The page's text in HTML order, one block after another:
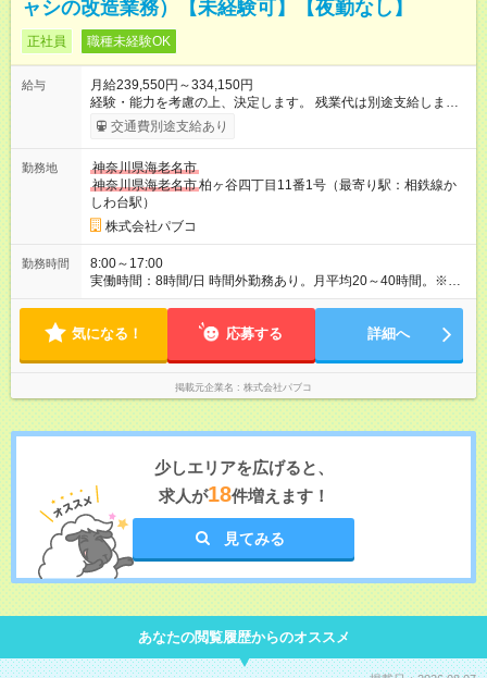
ャシの改造業務）【未経験可】【夜勤なし】
正社員 職種未経験OK
給与
月給239,550円～334,150円
経験・能力を考慮の上、決定します。 残業代は別途支給しま
す。 扶養家族ある場合は、家族手当あり 配偶者10,000円 18歳
未満の子5,000円/人 試用期間3ヶ月から6ヶ月 （試用期間中は家
試用期間あり 試用期間の長さ：6ヶ月 雇用形態、給与は本採用
時と同じです。 試用期間について、３～６ヶ月。最長で6ヶ月。
試用期間中は、確定拠出年金加入なし、家族手当支給なし。
交通費別途支給あり
勤務地
神奈川県海老名市
神奈川県海老名市柏ヶ谷四丁目11番1号（最寄り駅：相鉄線か
しわ台駅）
株式会社パブコ
勤務時間
8:00～17:00
実働時間：8時間/日 時間外勤務あり。月平均20～40時間。※生
産状況により変動あり。 夜勤はありません。 36協定有：最大年
気になる！ 応募する 詳細へ
掲載元企業名 株式会社パブコ
少しエリアを広げると、
求人が18件増えます！
見てみる
あなたの閲覧履歴からのオススメ